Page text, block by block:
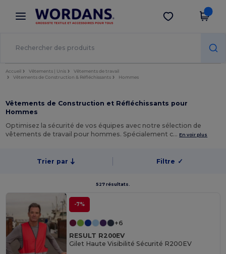
× Appli Wordans
Meilleurs prix sur l’app !
Obtenir l'appli
Accueil Vêtements | Unis
Vêtements de travail
Vêtements de Construction & Réfléchissants
Hommes
Vêtements de Construction et Réfléchissants pour
Hommes
Optimisez la sécurité de vos équipes avec notre sélection de
vêtements de travail pour hommes. Spécialement c… En voir plus
Trier par Filtre ✓
527 résultats.
-7%
+6
RESULT R200EV
Gilet Haute Visibilité Sécurité R200EV